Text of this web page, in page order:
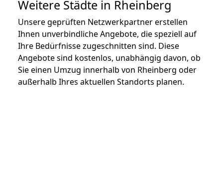
Weitere Städte in Rheinberg
Unsere geprüften Netzwerkpartner erstellen
Ihnen unverbindliche Angebote, die speziell auf
Ihre Bedürfnisse zugeschnitten sind. Diese
Angebote sind kostenlos, unabhängig davon, ob
Sie einen Umzug innerhalb von Rheinberg oder
außerhalb Ihres aktuellen Standorts planen.